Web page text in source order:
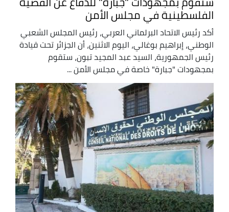
الفلسطينية في مجلس الأمن
أكد رئيس الاتحاد البرلماني العربي، رئيس المجلس الشعبي
الوطني، إبراهيم بوغالي، اليوم الاثنين، أن الجزائر تحت قيادة
رئيس الجمهورية، السيد عبد المجيد تبون، ستقوم
بمجهودات "جبارة" خاصة في مجلس الأمن ...